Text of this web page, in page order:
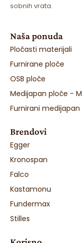
sobnih vrata.
Naša ponuda
Pločasti materijali
Furnirane ploče
OSB ploče
Medijapan ploče -
Furnirani medijapan
Brendovi
Egger
Kronospan
Falco
Kastamonu
Fundermax
Stilles